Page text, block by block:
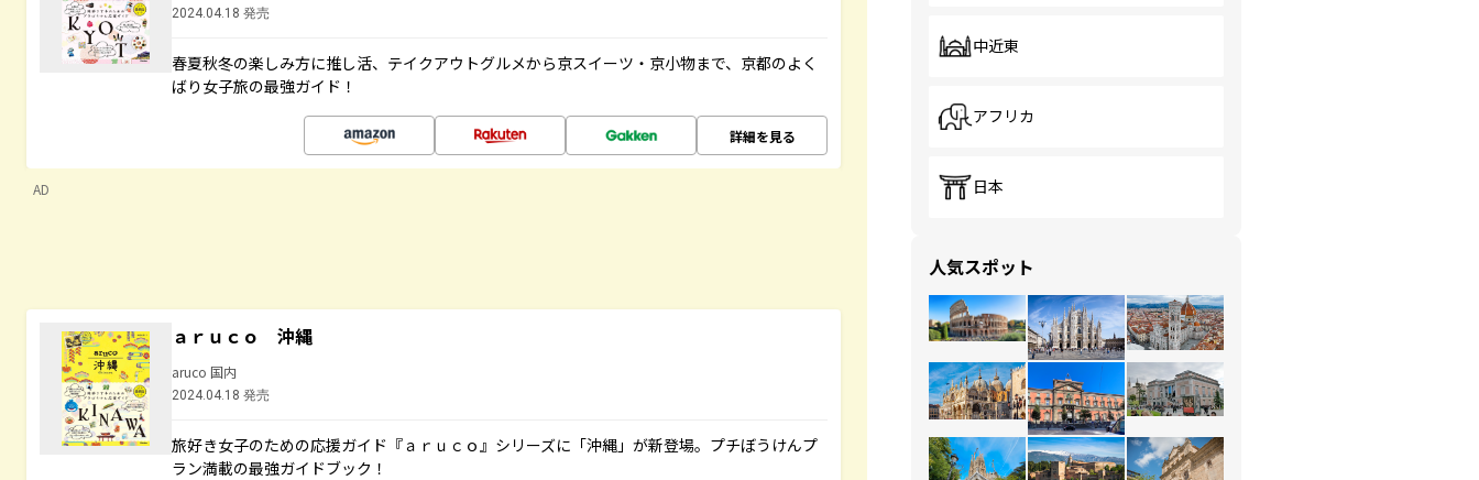
2024.04.18 発売
春夏秋冬の楽しみ方に推し活、テイクアウトグルメから京スイーツ・京小物まで、京都のよく
ばり女子旅の最強ガイド！
詳細を見る
AD
ａｒｕｃｏ 沖縄
aruco 国内
2024.04.18 発売
旅好き女子のための応援ガイド『ａｒｕｃｏ』シリーズに「沖縄」が新登場。プチぼうけんプ
ラン満載の最強ガイドブック！
中近東
アフリカ
日本
人気スポット